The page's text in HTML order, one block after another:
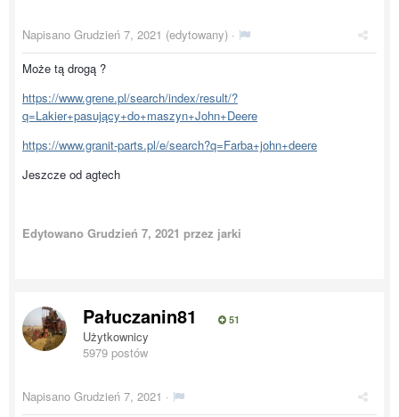
Napisano Grudzień 7, 2021 (edytowany) ·
Może tą drogą ?
https://www.grene.pl/search/index/result/?
q=Lakier+pasujący+do+maszyn+John+Deere
https://www.granit-parts.pl/e/search?q=Farba+john+deere
Jeszcze od agtech
Edytowano Grudzień 7, 2021 przez jarki
Pałuczanin81 51
Użytkownicy
5979 postów
Napisano Grudzień 7, 2021 ·